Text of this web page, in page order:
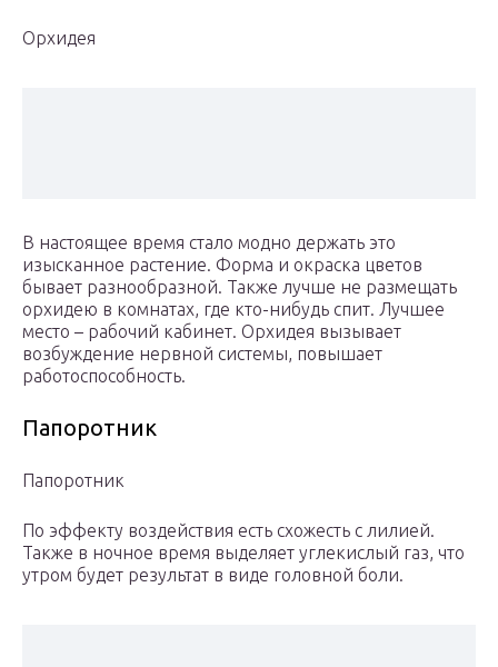
Орхидея
В настоящее время стало модно держать это
изысканное растение. Форма и окраска цветов
бывает разнообразной. Также лучше не размещать
орхидею в комнатах, где кто-нибудь спит. Лучшее
место – рабочий кабинет. Орхидея вызывает
возбуждение нервной системы, повышает
работоспособность.
Папоротник
Папоротник
По эффекту воздействия есть схожесть с лилией.
Также в ночное время выделяет углекислый газ, что
утром будет результат в виде головной боли.